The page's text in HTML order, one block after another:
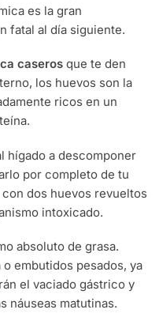
es la gran
fatal al día siguiente.
caseros que te den
los huevos son la
ricos en un
hígado a descomponer
por completo de tu
dos huevos revueltos
intoxicado.
absoluto de grasa.
embutidos pesados, ya
el vaciado gástrico y
náuseas matutinas.